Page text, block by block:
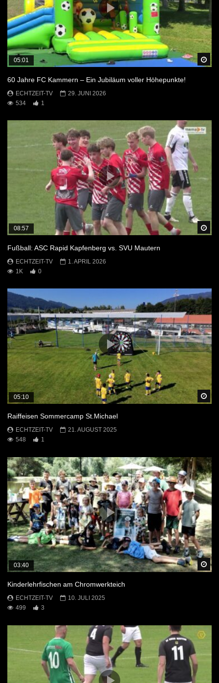
05:01
60 Jahre FC Kammern – Ein Jubiläum voller Höhepunkte!
ECHTZEIT-TV
29. JUNI 2026
534
1
08:57
Fußball: ASC Rapid Kapfenberg vs. SVU Mautern
ECHTZEIT-TV
1. APRIL 2026
1K
0
05:10
Raiffeisen Sommercamp St.Michael
ECHTZEIT-TV
21. AUGUST 2025
548
1
03:40
Kinderlehrfischen am Chromwerkteich
ECHTZEIT-TV
10. JULI 2025
499
3